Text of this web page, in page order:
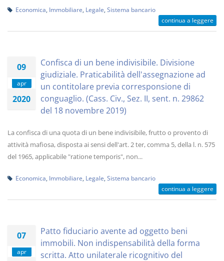
Economica Immobiliare Legale Sistema bancario
continua a leggere
09
apr
2020
Confisca di un bene indivisibile. Divisione
giudiziale. Praticabilità dell'assegnazione ad
un contitolare previa corresponsione di
conguaglio. (Cass. Civ., Sez. II, sent. n. 29862
del 18 novembre 2019)
La confisca di una quota di un bene indivisibile, frutto o provento di
attività mafiosa, disposta ai sensi dell'art. 2 ter, comma 5, della l. n. 575
del 1965, applicabile "ratione temporis", non...
Economica Immobiliare Legale Sistema bancario
continua a leggere
07
apr
Patto fiduciario avente ad oggetto beni
immobili. Non indispensabilità della forma
scritta. Atto unilaterale ricognitivo del